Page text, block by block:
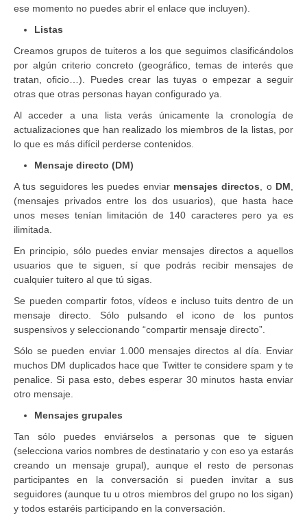
ese momento no puedes abrir el enlace que incluyen).
Listas
Creamos grupos de tuiteros a los que seguimos clasificándolos
por algún criterio concreto (geográfico, temas de interés que
tratan, oficio…). Puedes crear las tuyas o empezar a seguir
otras que otras personas hayan configurado ya.
Al acceder a una lista verás únicamente la cronología de
actualizaciones que han realizado los miembros de la listas, por
lo que es más difícil perderse contenidos.
Mensaje directo (DM)
A tus seguidores les puedes enviar mensajes directos , o DM
(mensajes privados entre los dos usuarios), que hasta hace
unos meses tenían limitación de 140 caracteres pero ya es
ilimitada.
En principio, sólo puedes enviar mensajes directos a aquellos
usuarios que te siguen, sí que podrás recibir mensajes de
cualquier tuitero al que tú sigas.
Se pueden compartir fotos, vídeos e incluso tuits dentro de un
mensaje directo. Sólo pulsando el icono de los puntos
suspensivos y seleccionando “compartir mensaje directo”.
Sólo se pueden enviar 1.000 mensajes directos al día. Enviar
muchos DM duplicados hace que Twitter te considere spam y te
penalice. Si pasa esto, debes esperar 30 minutos hasta enviar
otro mensaje.
Mensajes grupales
Tan sólo puedes enviárselos a personas que te siguen
(selecciona varios nombres de destinatario y con eso ya estarás
creando un mensaje grupal), aunque el resto de personas
participantes en la conversación si pueden invitar a sus
seguidores (aunque tu u otros miembros del grupo no los sigan)
y todos estaréis participando en la conversación.